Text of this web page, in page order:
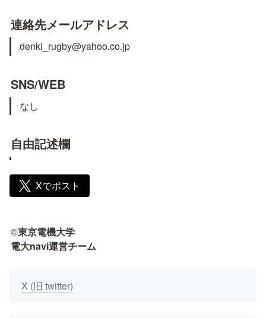
連絡先メールアドレス
denki_rugby@yahoo.co.jp
SNS/WEB
なし
自由記述欄
Xでポスト
©東京電機大学
電大navi運営チーム
X (旧 twitter)